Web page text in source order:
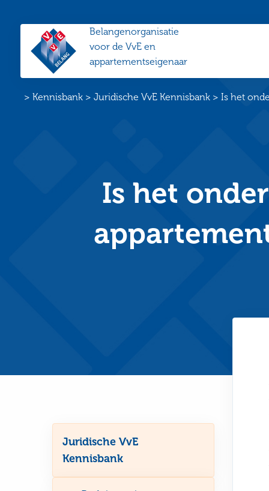
VvE
Belang
Belangenorganisatie
voor de VvE en
appartementseigenaar
Home
>Kennisbank >Juridische VvE Kennisbank >Is het
Is het
Juridische VvE
Kennisbank